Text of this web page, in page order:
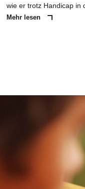
wie er trotz Handicap in
Mehr lesen